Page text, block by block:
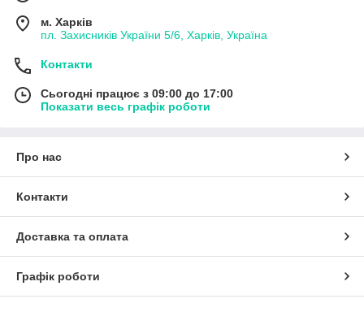
м. Харків
пл. Захисників України 5/6, Харків, Україна
Контакти
Сьогодні працює з 09:00 до 17:00
Показати весь графік роботи
Про нас
Контакти
Доставка та оплата
Графік роботи